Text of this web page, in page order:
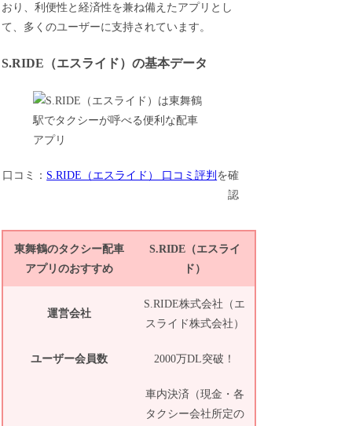
おり、利便性と経済性を兼ね備えたアプリとし
て、多くのユーザーに支持されています。
S.RIDE（エスライド）の基本データ
口コミ： S.RIDE（エスライド） 口コミ評判 を確
認
東舞鶴のタクシー配車
アプリのおすすめ
S.RIDE（エスライ
ド）
運営会社
S.RIDE株式会社（エ
スライド株式会社）
ユーザー会員数 2000万DL突破！
車内決済（現金・各
タクシー会社所定の